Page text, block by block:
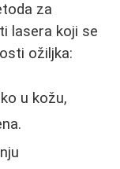
za
lasera koji se
ožiljka:
u kožu,